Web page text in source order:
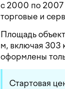
с 2000 по 2007
торговые и
Площадь
м, включая 303
оформлены
Стартовая